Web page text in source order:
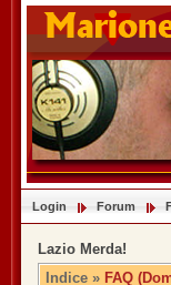
Login Forum
Lazio Merda!
Indice » FAQ